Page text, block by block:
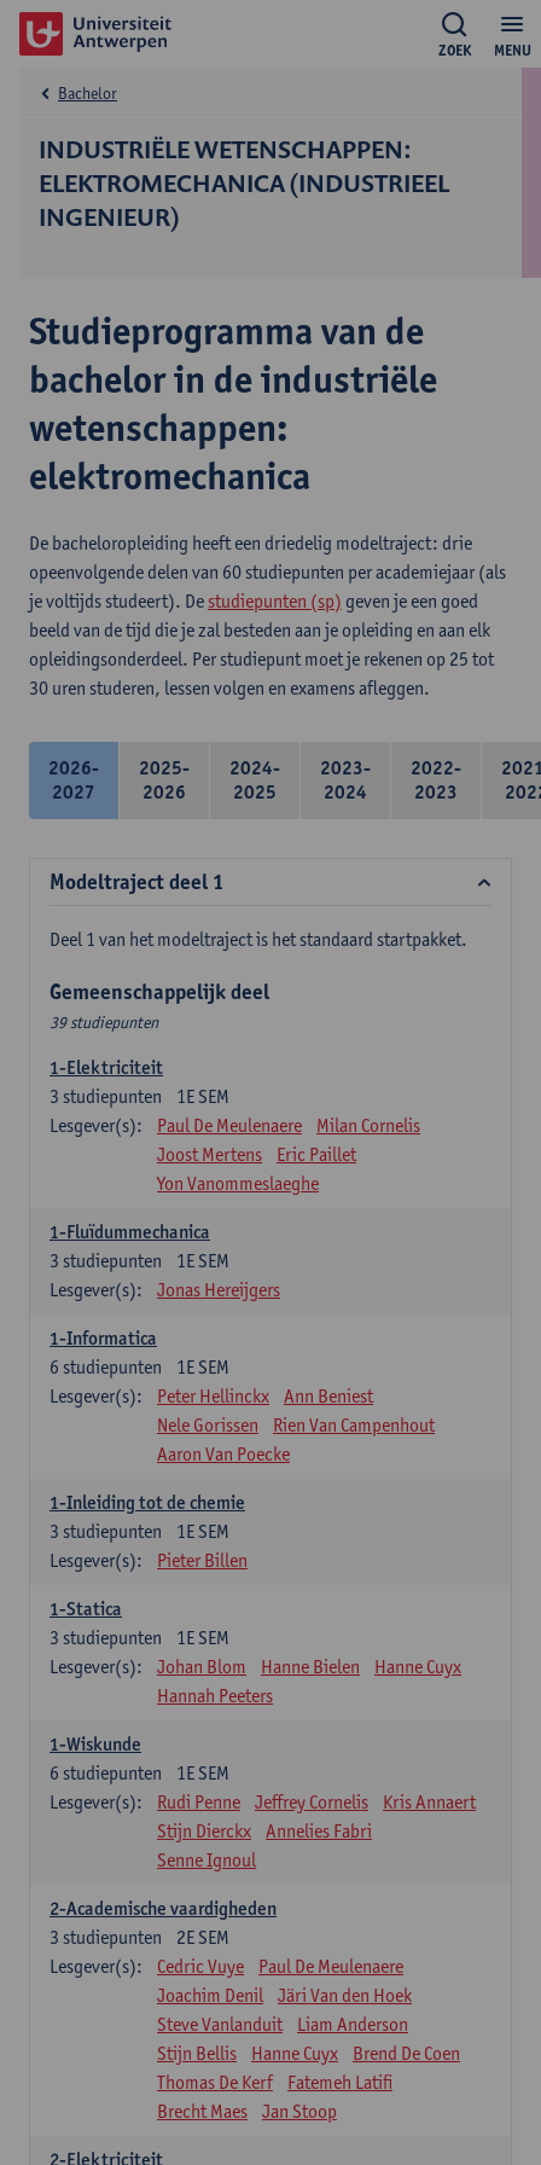
MENU
ZOEK
INDUSTRIËLE WETENSCHAPPEN:
ELEKTROMECHANICA (INDUSTRIEEL
INGENIEUR)
Bachelor
Studieprogramma van de
bachelor in de industriële
wetenschappen:
elektromechanica
De bacheloropleiding heeft een driedelig modeltraject: drie
opeenvolgende delen van 60 studiepunten per academiejaar (als
je voltijds studeert). De studiepunten (sp) geven je een goed
beeld van de tijd die je zal besteden aan je opleiding en aan elk
opleidingsonderdeel. Per studiepunt moet je rekenen op 25 tot
30 uren studeren, lessen volgen en examens afleggen.
2026-
2027
2025-
2026
2024-
2025
2023-
2024
2022-
2023
Modeltraject deel 1
Deel 1 van het modeltraject is het standaard startpakket.
Gemeenschappelijk deel
39 studiepunten
1-Elektriciteit
1E SEM
3 studiepunten
Lesgever(s):
Paul De Meulenaere
Milan Cornelis
Joost Mertens
Eric Paillet
Yon Vanommeslaeghe
1-Fluïdummechanica
1E SEM
3 studiepunten
Lesgever(s):
Jonas Hereijgers
1-Informatica
1E SEM
6 studiepunten
Lesgever(s):
Peter Hellinckx
Ann Beniest
Nele Gorissen
Rien Van Campenhout
Aaron Van Poecke
1-Inleiding tot de chemie
1E SEM
3 studiepunten
Lesgever(s):
Pieter Billen
1-Statica
1E SEM
3 studiepunten
Lesgever(s):
Johan Blom Hanne Bielen
Hanne Cuyx
Hannah Peeters
1-Wiskunde
1E SEM
6 studiepunten
Lesgever(s):
Rudi Penne Jeffrey Cornelis
Kris Annaert
Stijn Dierckx
Annelies Fabri
Senne Ignoul
2-Academische vaardigheden
2E SEM
3 studiepunten
Lesgever(s):
Cedric Vuye
Paul De Meulenaere
Joachim Denil
Järi Van den Hoek
Steve Vanlanduit
Liam Anderson
Stijn Bellis
Hanne Cuyx
Brend De Coen
Thomas De Kerf
Fatemeh Latifi
Brecht Maes
Jan Stoop
2-Elektriciteit